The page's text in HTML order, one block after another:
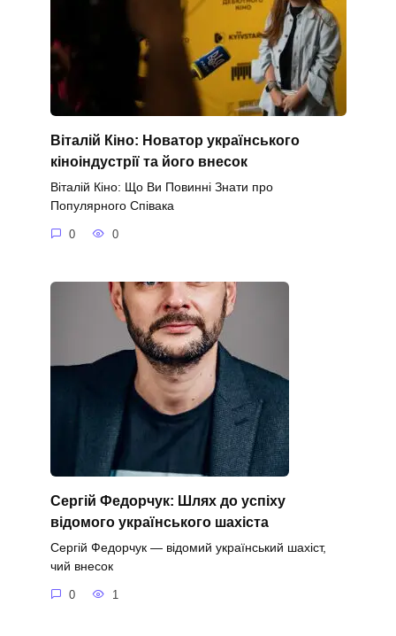
Віталій Кіно: Новатор українського
кіноіндустрії та його внесок
Віталій Кіно: Що Ви Повинні Знати про
Популярного Співака
0 0
Сергій Федорчук: Шлях до успіху
відомого українського шахіста
Сергій Федорчук — відомий український шахіст,
чий внесок
0 1